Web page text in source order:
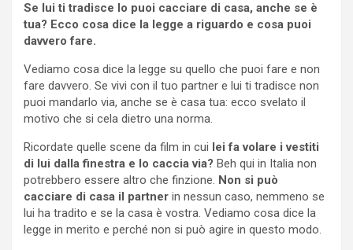
Se lui ti tradisce lo puoi cacciare di casa, anche se è
tua? Ecco cosa dice la legge a riguardo e cosa puoi
davvero fare.
Vediamo cosa dice la legge su quello che puoi fare e non
fare davvero. Se vivi con il tuo partner e lui ti tradisce non
puoi mandarlo via, anche se è casa tua: ecco svelato il
motivo che si cela dietro una norma.
Ricordate quelle scene da film in cui lei fa volare i vestiti
di lui dalla finestra e lo caccia via? Beh qui in Italia non
potrebbero essere altro che finzione. Non si può
cacciare di casa il partner in nessun caso, nemmeno se
lui ha tradito e se la casa è vostra. Vediamo cosa dice la
legge in merito e perché non si può agire in questo modo.